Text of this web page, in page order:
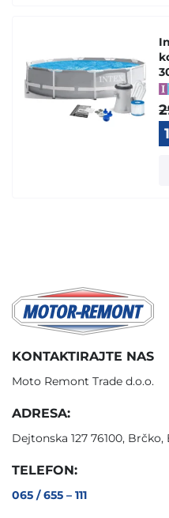
KONTAKTIRAJTE NAS
Moto Remont Trade d.o.o.
ADRESA:
Dejtonska 127 76100,
TELEFON:
065 / 655 – 111